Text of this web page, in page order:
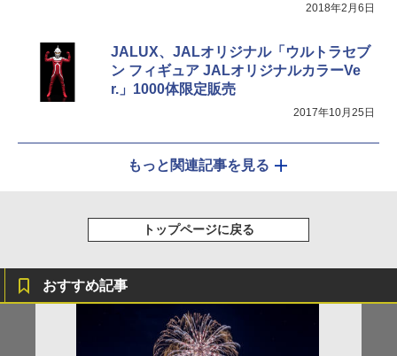
2018年2月6日
JALUX、JALオリジナル「ウルトラセブ
ン フィギュア JALオリジナルカラーVe
r.」1000体限定販売
2017年10月25日
もっと関連記事を見る
トップページに戻る
おすすめ記事